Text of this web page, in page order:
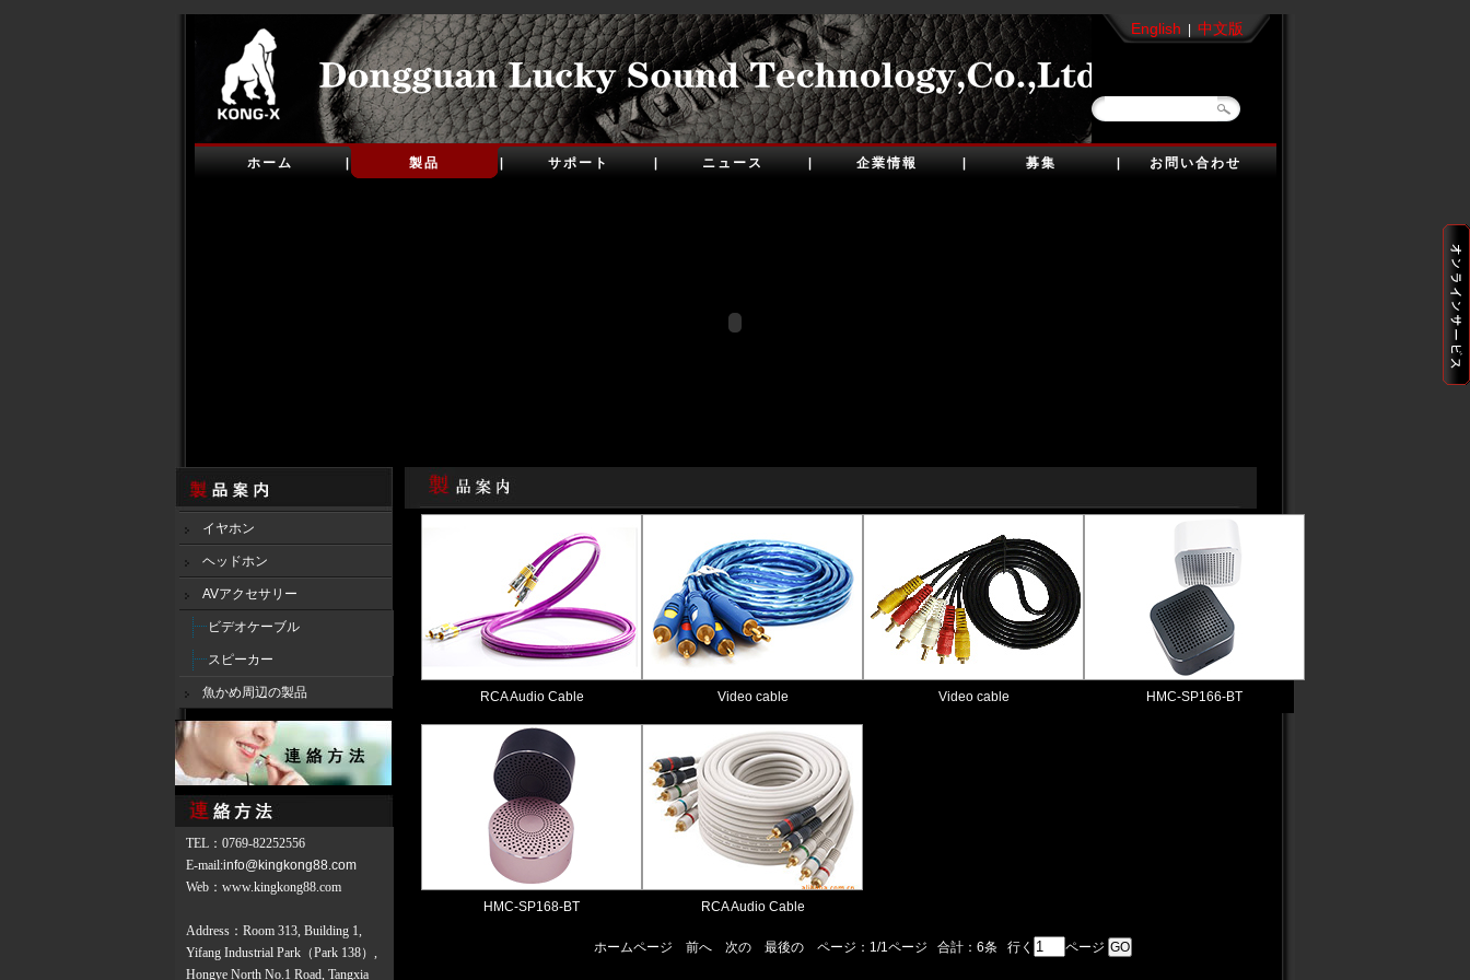
English 中文版
ホーム 製品 サポート ニュース 企業情報 募集 お問い合わせ
イヤホン
ヘッドホン
AVアクセサリー
ビデオケーブル
スピーカー
魚かめ周辺の製品
TEL ： 0769-82252556
E-mail:info@kingkong88.com
Web ： www.kingkong88.com
Address：Room 313, Building 1,
Yifang Industrial Park（Park 138）,
Hongye North No.1 Road, Tangxia
RCA Audio Cable Video cable Video cable HMC-SP166-BT
HMC-SP168-BT RCA Audio Cable
ホームページ 前へ 次の 最後の ページ：1/1ページ 合計：6条 行く ページ